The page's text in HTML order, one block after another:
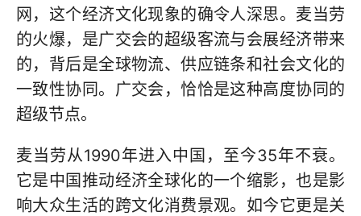
网，这个经济文化现象的确令人深思。麦当劳
的火爆，是广交会的超级客流与会展经济带来
的，背后是全球物流、供应链条和社会文化的
一致性协同。广交会，恰恰是这种高度协同的
超级节点。
麦当劳从1990年进入中国，至今35年不衰。
它是中国推动经济全球化的一个缩影，也是影
响大众生活的跨文化消费景观。如今它更是关